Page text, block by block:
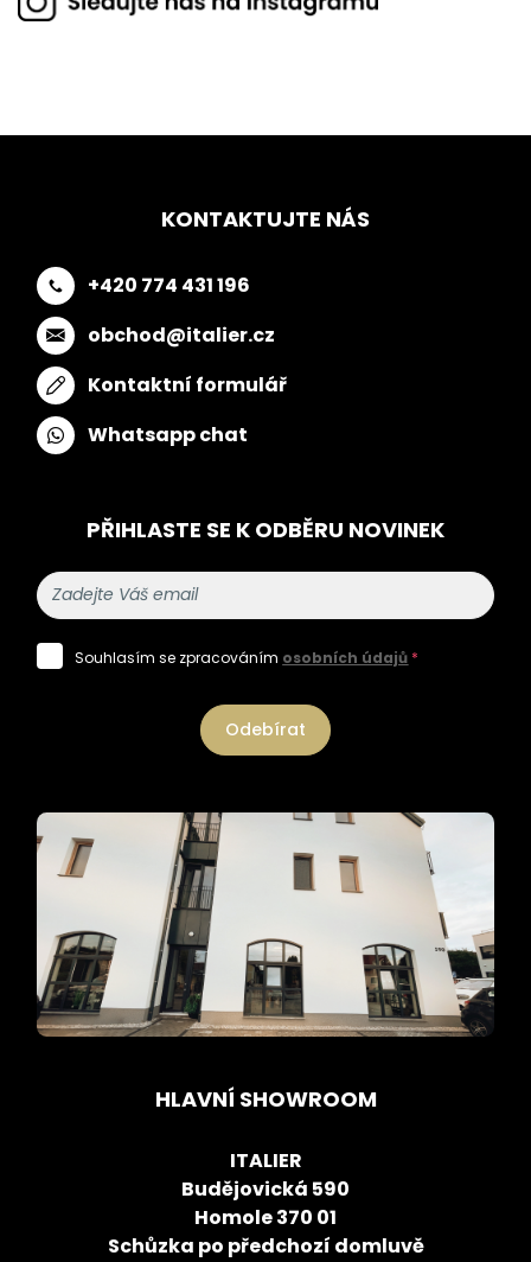
KONTAKTUJTE NÁS
+420 774 431 196
obchod@italier.cz
Kontaktní formulář
Whatsapp chat
PŘIHLASTE SE K ODBĚRU NOVINEK
Souhlasím se zpracováním osobních údajů *
Odebírat
HLAVNÍ SHOWROOM
ITALIER
Budějovická 590
Homole 370 01
Schůzka po předchozí domluvě